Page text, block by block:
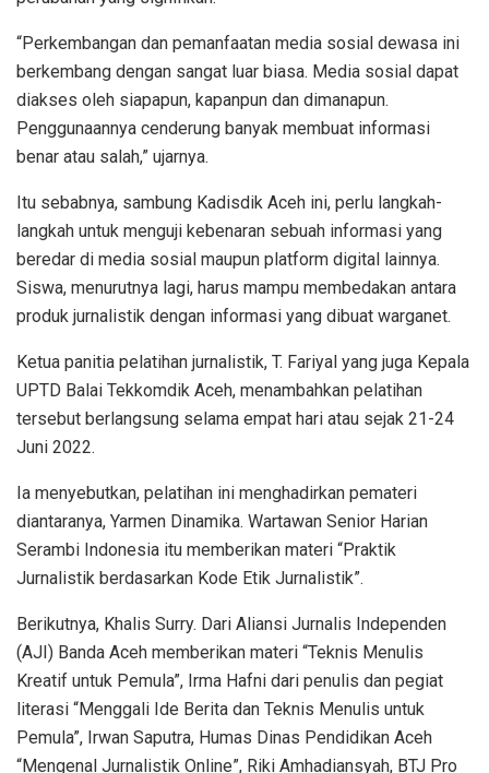
“Perkembangan dan pemanfaatan media sosial dewasa ini
berkembang dengan sangat luar biasa. Media sosial dapat
diakses oleh siapapun, kapanpun dan dimanapun.
Penggunaannya cenderung banyak membuat informasi
benar atau salah,” ujarnya.
Itu sebabnya, sambung Kadisdik Aceh ini, perlu langkah-
langkah untuk menguji kebenaran sebuah informasi yang
beredar di media sosial maupun platform digital lainnya.
Siswa, menurutnya lagi, harus mampu membedakan antara
produk jurnalistik dengan informasi yang dibuat warganet.
Ketua panitia pelatihan jurnalistik, T. Fariyal yang juga Kepala
UPTD Balai Tekkomdik Aceh, menambahkan pelatihan
tersebut berlangsung selama empat hari atau sejak 21-24
Juni 2022.
Ia menyebutkan, pelatihan ini menghadirkan pemateri
diantaranya, Yarmen Dinamika. Wartawan Senior Harian
Serambi Indonesia itu memberikan materi “Praktik
Jurnalistik berdasarkan Kode Etik Jurnalistik”.
Berikutnya, Khalis Surry. Dari Aliansi Jurnalis Independen
(AJI) Banda Aceh memberikan materi “Teknis Menulis
Kreatif untuk Pemula”, Irma Hafni dari penulis dan pegiat
literasi “Menggali Ide Berita dan Teknis Menulis untuk
Pemula”, Irwan Saputra, Humas Dinas Pendidikan Aceh
“Mengenal Jurnalistik Online”, Riki Amhadiansyah, BTJ Pro